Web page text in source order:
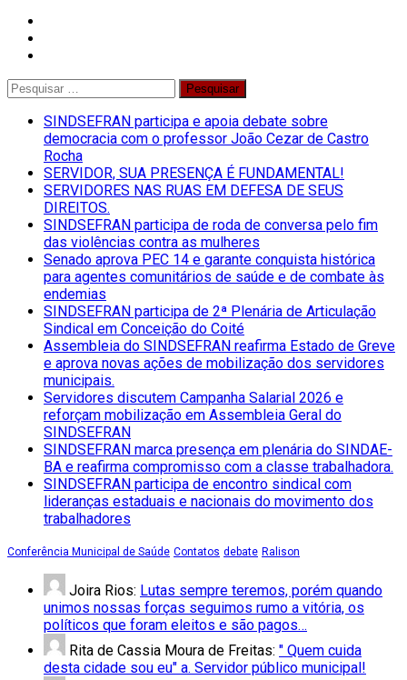
Pesquisar
SINDSEFRAN participa e apoia debate sobre
democracia com o professor João Cezar de Castro
Rocha
SERVIDOR, SUA PRESENÇA É FUNDAMENTAL!
SERVIDORES NAS RUAS EM DEFESA DE SEUS
DIREITOS.
SINDSEFRAN participa de roda de conversa pelo fim
das violências contra as mulheres
Senado aprova PEC 14 e garante conquista histórica
para agentes comunitários de saúde e de combate às
endemias
SINDSEFRAN participa de 2ª Plenária de Articulação
Sindical em Conceição do Coité
Assembleia do SINDSEFRAN reafirma Estado de Greve
e aprova novas ações de mobilização dos servidores
municipais.
Servidores discutem Campanha Salarial 2026 e
reforçam mobilização em Assembleia Geral do
SINDSEFRAN
SINDSEFRAN marca presença em plenária do SINDAE-
BA e reafirma compromisso com a classe trabalhadora.
SINDSEFRAN participa de encontro sindical com
lideranças estaduais e nacionais do movimento dos
trabalhadores
Conferência Municipal de Saúde Contatos debate Ralison
Joira Rios: Lutas sempre teremos, porém quando
unimos nossas forças seguimos rumo a vitória, os
políticos que foram eleitos e são pagos…
Rita de Cassia Moura de Freitas: " Quem cuida
desta cidade sou eu" a. Servidor público municipal!